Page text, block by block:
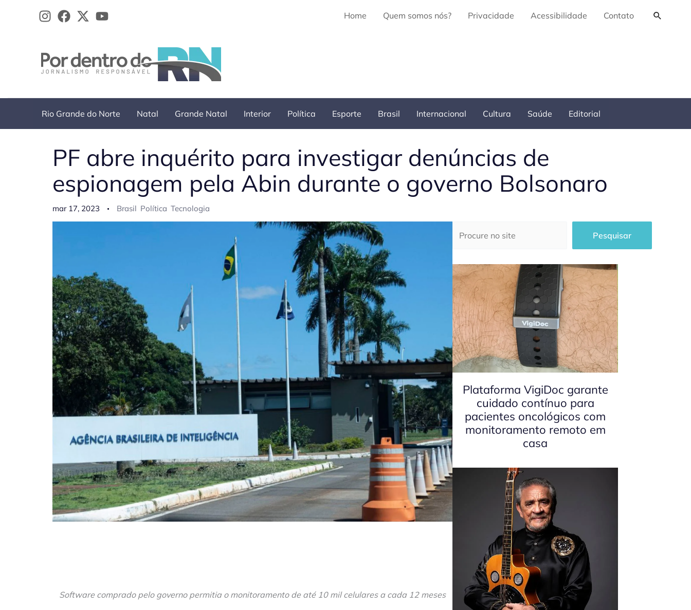
Home Quem somos nós? Privacidade Acessibilidade Contato
Rio Grande do Norte Natal Grande Natal Interior Política Esporte Brasil Internacional Cultura Saúde Editorial
PF abre inquérito para investigar denúncias de
espionagem pela Abin durante o governo Bolsonaro
mar 17, 2023 Brasil Política Tecnologia
Software comprado pelo governo permitia o monitoramento de até 10 mil celulares a cada 12 meses
Pesquisar
Plataforma VigiDoc garante
cuidado contínuo para
pacientes oncológicos com
monitoramento remoto em
casa